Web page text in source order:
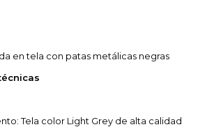
en tela con patas metálicas negras
Tela color Light Grey de alta calidad